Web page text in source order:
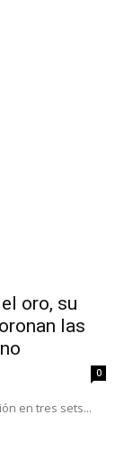
oro, su
las
0
en tres sets...